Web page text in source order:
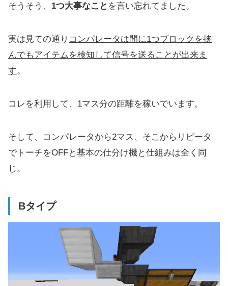
そうそう、 1つ大事なこと を言い忘れてました。
実は見ての通り コンパレータは間に1つブロックを挟
んでもアイテムを検知して信号を送ることが出来ま
す。
コレを利用して、1マス分の距離を稼いでいます。
そして、コンパレータから2マス、そこからリピータ
でトーチをOFFと基本の仕分け機と仕組みは全く同
じ。
Bタイプ